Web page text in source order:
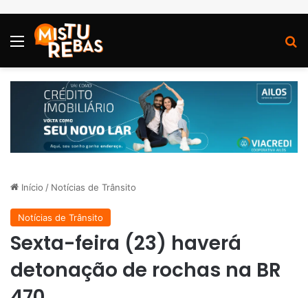
Menu
Início / Notícias de Trânsito
Notícias de Trânsito
Sexta-feira (23) haverá
detonação de rochas na BR